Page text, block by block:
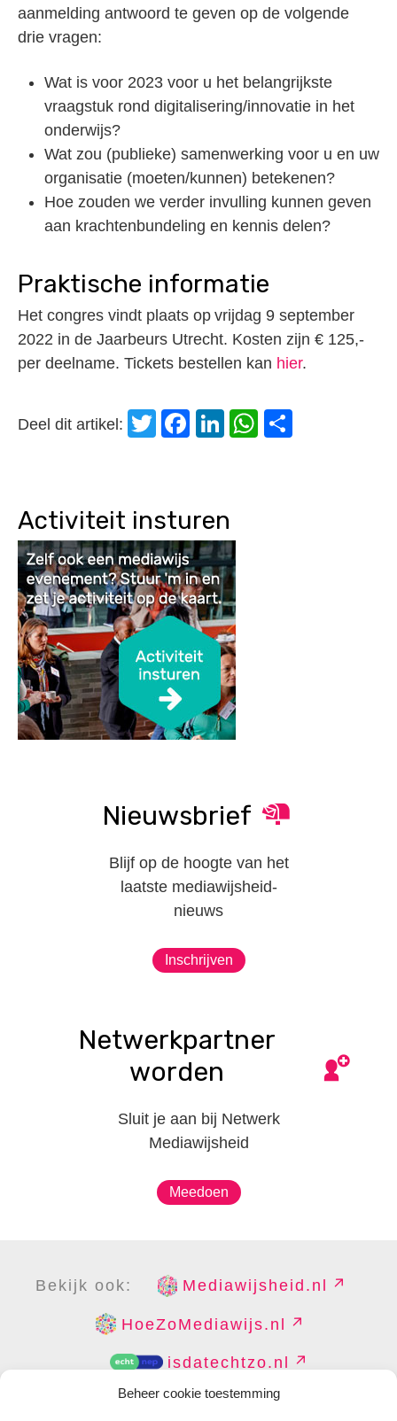
Beheer cookie toestemming
aanmelding antwoord te geven op de volgende
drie vragen:
Wat is voor 2023 voor u het belangrijkste
vraagstuk rond digitalisering/innovatie in het
onderwijs?
Wat zou (publieke) samenwerking voor u en uw
organisatie (moeten/kunnen) betekenen?
Hoe zouden we verder invulling kunnen geven
aan krachtenbundeling en kennis delen?
Praktische informatie
Het congres vindt plaats op vrijdag 9 september
2022 in de Jaarbeurs Utrecht. Kosten zijn € 125,-
per deelname. Tickets bestellen kan hier.
Deel dit artikel: Twitter
Facebook
LinkedIn
WhatsApp
Activiteit insturen
Nieuwsbrief
Blijf op de hoogte van het
laatste mediawijsheid-
nieuws
Inschrijven
Netwerkpartner
worden
Sluit je aan bij Netwerk
Mediawijsheid
Meedoen
Bekijk ook: Mediawijsheid.nl
HoeZoMediawijs.nl
isdatechtzo.nl